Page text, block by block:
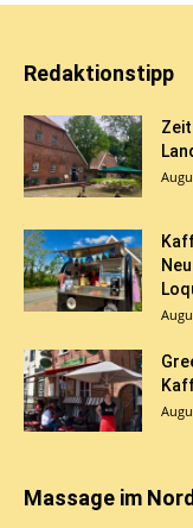
Redaktionstipp
Massage im